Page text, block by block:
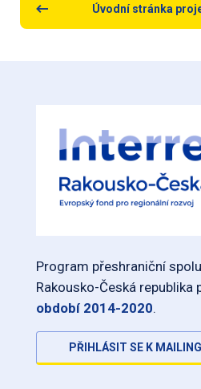
Úvodní stránka
Program přeshraniční
Rakousko-Česká republika
období 2014-2020.
PŘIHLÁSIT SE K